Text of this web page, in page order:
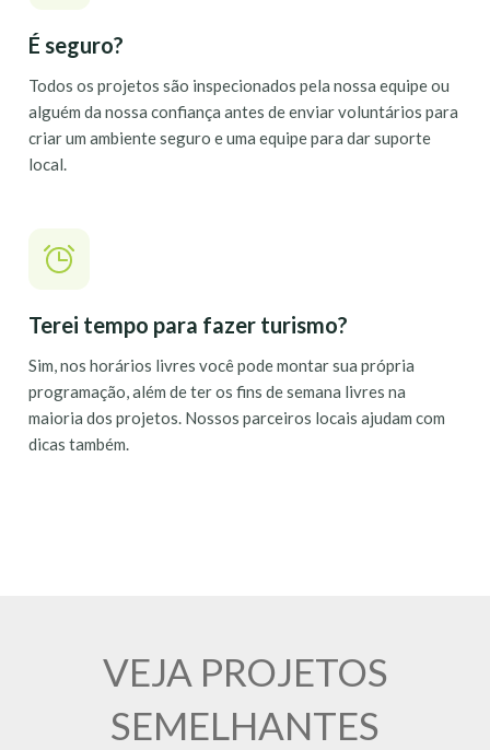
É seguro?
Todos os projetos são inspecionados pela nossa equipe ou
alguém da nossa confiança antes de enviar voluntários para
criar um ambiente seguro e uma equipe para dar suporte
local.
Terei tempo para fazer turismo?
Sim, nos horários livres você pode montar sua própria
programação, além de ter os fins de semana livres na
maioria dos projetos. Nossos parceiros locais ajudam com
dicas também.
VEJA PROJETOS
SEMELHANTES